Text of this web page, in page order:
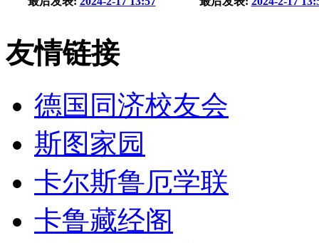
友情链接
德国同济校友会
斯图家园
卡尔斯鲁厄学联
卡鲁藏经阁